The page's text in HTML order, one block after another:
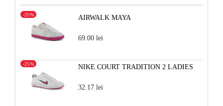
AIRWALK MAYA
-25%
69.00 lei
NIKE COURT TRADITION 2 LADIES
-25%
32.17 lei